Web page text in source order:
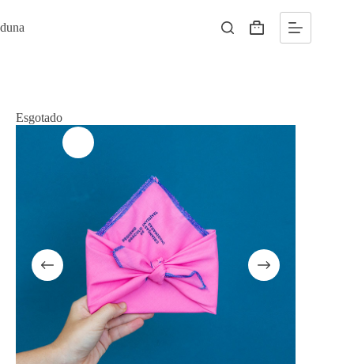
para
o
duna Carrinho
Esgotado